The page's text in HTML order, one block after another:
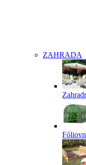
ZAHRADA